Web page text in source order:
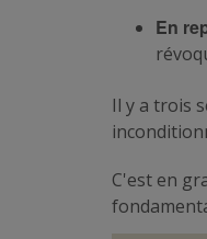
En
Il y a trois
C'est en